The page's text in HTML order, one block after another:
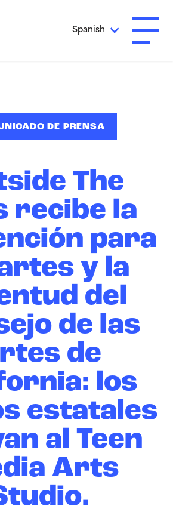
Spanish Abrir
DE PRENSA
The
recibe la
para
y la
del
de las
de
los
estatales
al Teen
Arts